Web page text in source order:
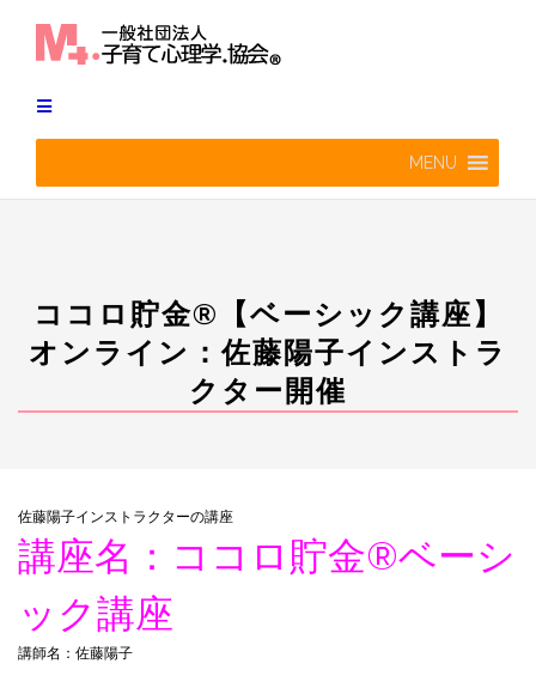
MENU
ココロ貯金®︎【ベーシック講座】
オンライン：佐藤陽子インストラ
クター開催
佐藤陽子インストラクターの講座
講座名：ココロ貯金®︎ベーシ
ック講座
講師名：佐藤陽子